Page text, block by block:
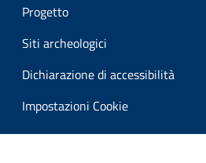
Progetto
Siti archeologici
Dichiarazione di accessibilità
Impostazioni Cookie